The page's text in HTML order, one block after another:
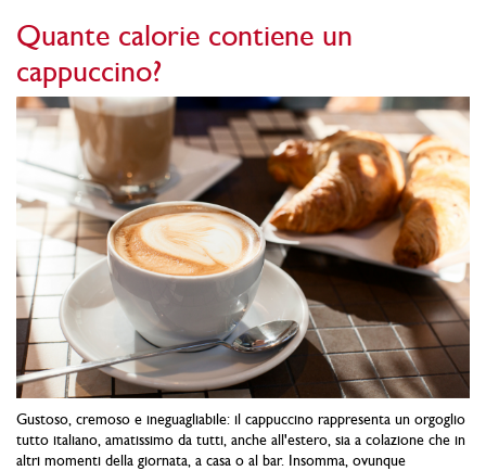
Quante calorie contiene un
cappuccino?
Gustoso, cremoso e ineguagliabile: il cappuccino rappresenta un orgoglio
tutto italiano, amatissimo da tutti, anche all'estero, sia a colazione che in
altri momenti della giornata, a casa o al bar. Insomma, ovunque